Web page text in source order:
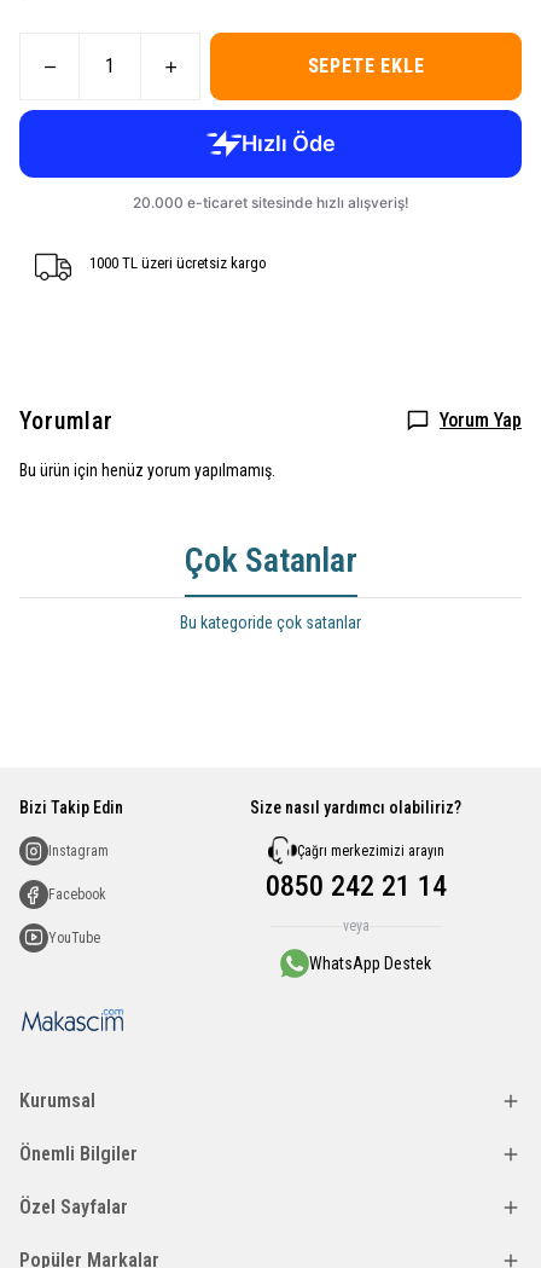
SEPETE EKLE
1000 TL üzeri ücretsiz kargo
Yorumlar Yorum Yap
Bu ürün için henüz yorum yapılmamış.
Çok Satanlar
Bu kategoride çok satanlar
Kurumsal
Önemli Bilgiler
Özel Sayfalar
Popüler Markalar
Bizi Takip Edin
Instagram
Facebook
YouTube
Size nasıl yardımcı olabiliriz?
Çağrı merkezimizi arayın
0850 242 21 14
veya
WhatsApp Destek